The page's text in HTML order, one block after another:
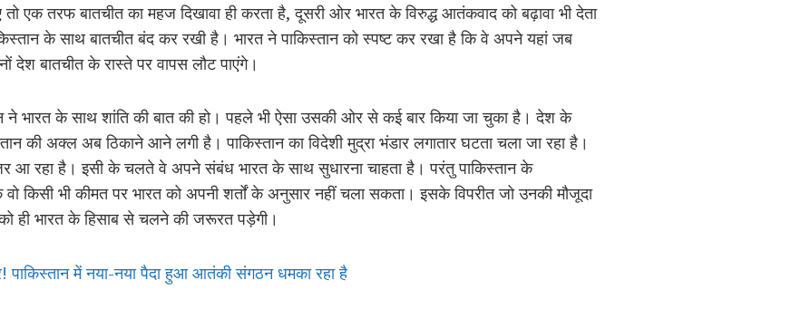
एक तरफ बातचीत का महज दिखावा ही करता है, दूसरी ओर भारत के विरुद्ध आतंकवाद को बढ़ावा भी देता
के साथ बातचीत बंद कर रखी है। भारत ने पाकिस्तान को स्पष्ट कर रखा है कि वे अपने यहां जब
देश बातचीत के रास्ते पर वापस लौट पाएंगे।
ने भारत के साथ शांति की बात की हो। पहले भी ऐसा उसकी ओर से कई बार किया जा चुका है। देश के
की अक्ल अब ठिकाने आने लगी है। पाकिस्तान का विदेशी मुद्रा भंडार लगातार घटता चला जा रहा है।
आ रहा है। इसी के चलते वे अपने संबंध भारत के साथ सुधारना चाहता है। परंतु पाकिस्तान के
वो किसी भी कीमत पर भारत को अपनी शर्तों के अनुसार नहीं चला सकता। इसके विपरीत जो उनकी मौजूदा
ही भारत के हिसाब से चलने की जरूरत पड़ेगी।
पाकिस्तान में नया-नया पैदा हुआ आतंकी संगठन धमका रहा है